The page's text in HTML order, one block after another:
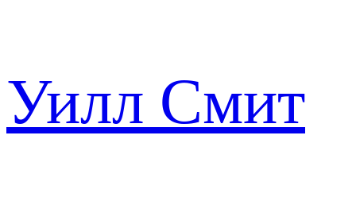
Уилл Смит